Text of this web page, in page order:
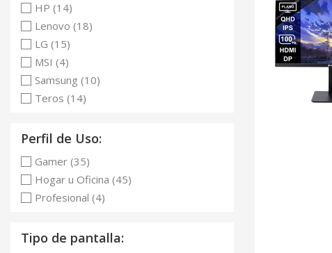
HP (14)
Lenovo (18)
LG (15)
MSI (4)
Samsung (10)
Teros (14)
Perfil de Uso:
Gamer (35)
Hogar u Oficina (45)
Profesional (4)
Tipo de pantalla: